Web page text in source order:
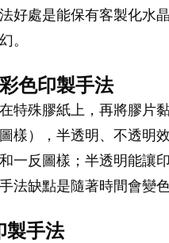
好處是能保有客製化水
。
色印製手法
特殊膠紙上，再將膠片
樣），半透明、不透明
一反圖樣；半透明能讓
法缺點是隨著時間會變色
製手法